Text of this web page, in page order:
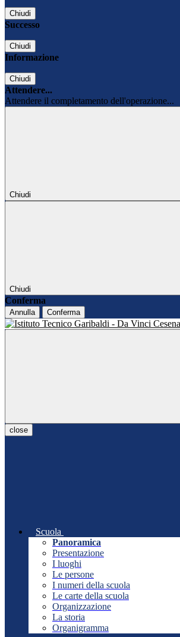
Chiudi
Successo
Chiudi
Informazione
Chiudi
Attendere...
Attendere il completamento dell'operazione...
Chiudi
Chiudi
Conferma
Annulla Conferma
close
Scuola
Panoramica
Presentazione
I luoghi
Le persone
I numeri della scuola
Le carte della scuola
Organizzazione
La storia
Organigramma